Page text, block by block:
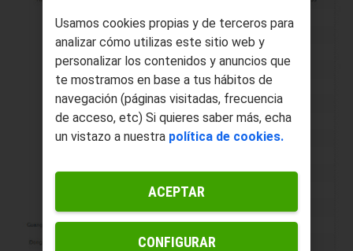
Usamos cookies propias y de terceros para
analizar cómo utilizas este sitio web y
personalizar los contenidos y anuncios que
te mostramos en base a tus hábitos de
navegación (páginas visitadas, frecuencia
de acceso, etc) Si quieres saber más, echa
un vistazo a nuestra política de cookies.
CONFIGURAR
ACEPTAR